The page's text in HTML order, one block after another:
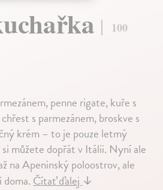
100
penne rigate, kuře s
s parmezánem, broskve s
krém – to je pouze letmý
můžete dopřát v Itálii. Nyní ale
na Apeninský poloostrov, ale
doma.Čítať ďalej↓